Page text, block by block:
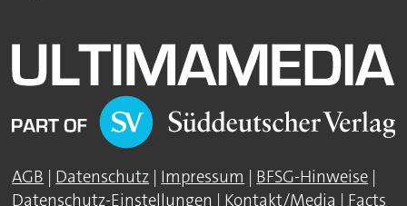
AGB | Datenschutz | Impressum | BFSG-Hinweise |
Datenschutz-Einstellungen | Kontakt/Media | Facts